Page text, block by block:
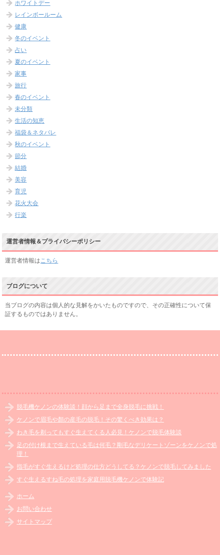
ホワイトデー
レインボールーム
健康
冬のイベント
占い
夏のイベント
家事
旅行
春のイベント
未分類
生活の知恵
福袋＆ネタバレ
秋のイベント
節分
結婚
美容
育児
花火大会
行楽
運営者情報＆プライバシーポリシー
運営者情報はこちら
ブログについて
当ブログの内容は個人的な見解をかいたものですので、その正確性について保
証するものではありません。
脱毛機ケノンの体験談！顔から足まで全身脱毛に挑戦！
ケノンで眉毛や顏の産毛の脱毛！その驚くべき効果は？
わき毛を剃ってもすぐ生えてくる人必見！ケノンで脱毛体験談
足の付け根まで生えている毛は何毛？剛毛なデリケートゾーンをケノンで処
理！
指毛がすぐ生えるけど処理の仕方どうしてる？ケノンで脱毛してみました
すぐ生えるすね毛の処理を家庭用脱毛機ケノンで体験記
ホーム
お問い合わせ
サイトマップ